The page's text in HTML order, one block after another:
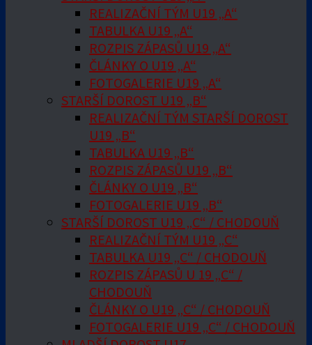
REALIZAČNÍ TÝM U19 „A“
TABULKA U19 „A“
ROZPIS ZÁPASŮ U19 „A“
ČLÁNKY O U19 „A“
FOTOGALERIE U19 „A“
STARŠÍ DOROST U19 „B“
REALIZAČNÍ TÝM STARŠÍ DOROST
U19 „B“
TABULKA U19 „B“
ROZPIS ZÁPASŮ U19 „B“
ČLÁNKY O U19 „B“
FOTOGALERIE U19 „B“
STARŠÍ DOROST U19 „C“ / CHODOUŇ
REALIZAČNÍ TÝM U19 „C“
TABULKA U19 „C“ / CHODOUŇ
ROZPIS ZÁPASŮ U 19 „C“ /
CHODOUŇ
ČLÁNKY O U19 „C“ / CHODOUŇ
FOTOGALERIE U19 „C“ / CHODOUŇ